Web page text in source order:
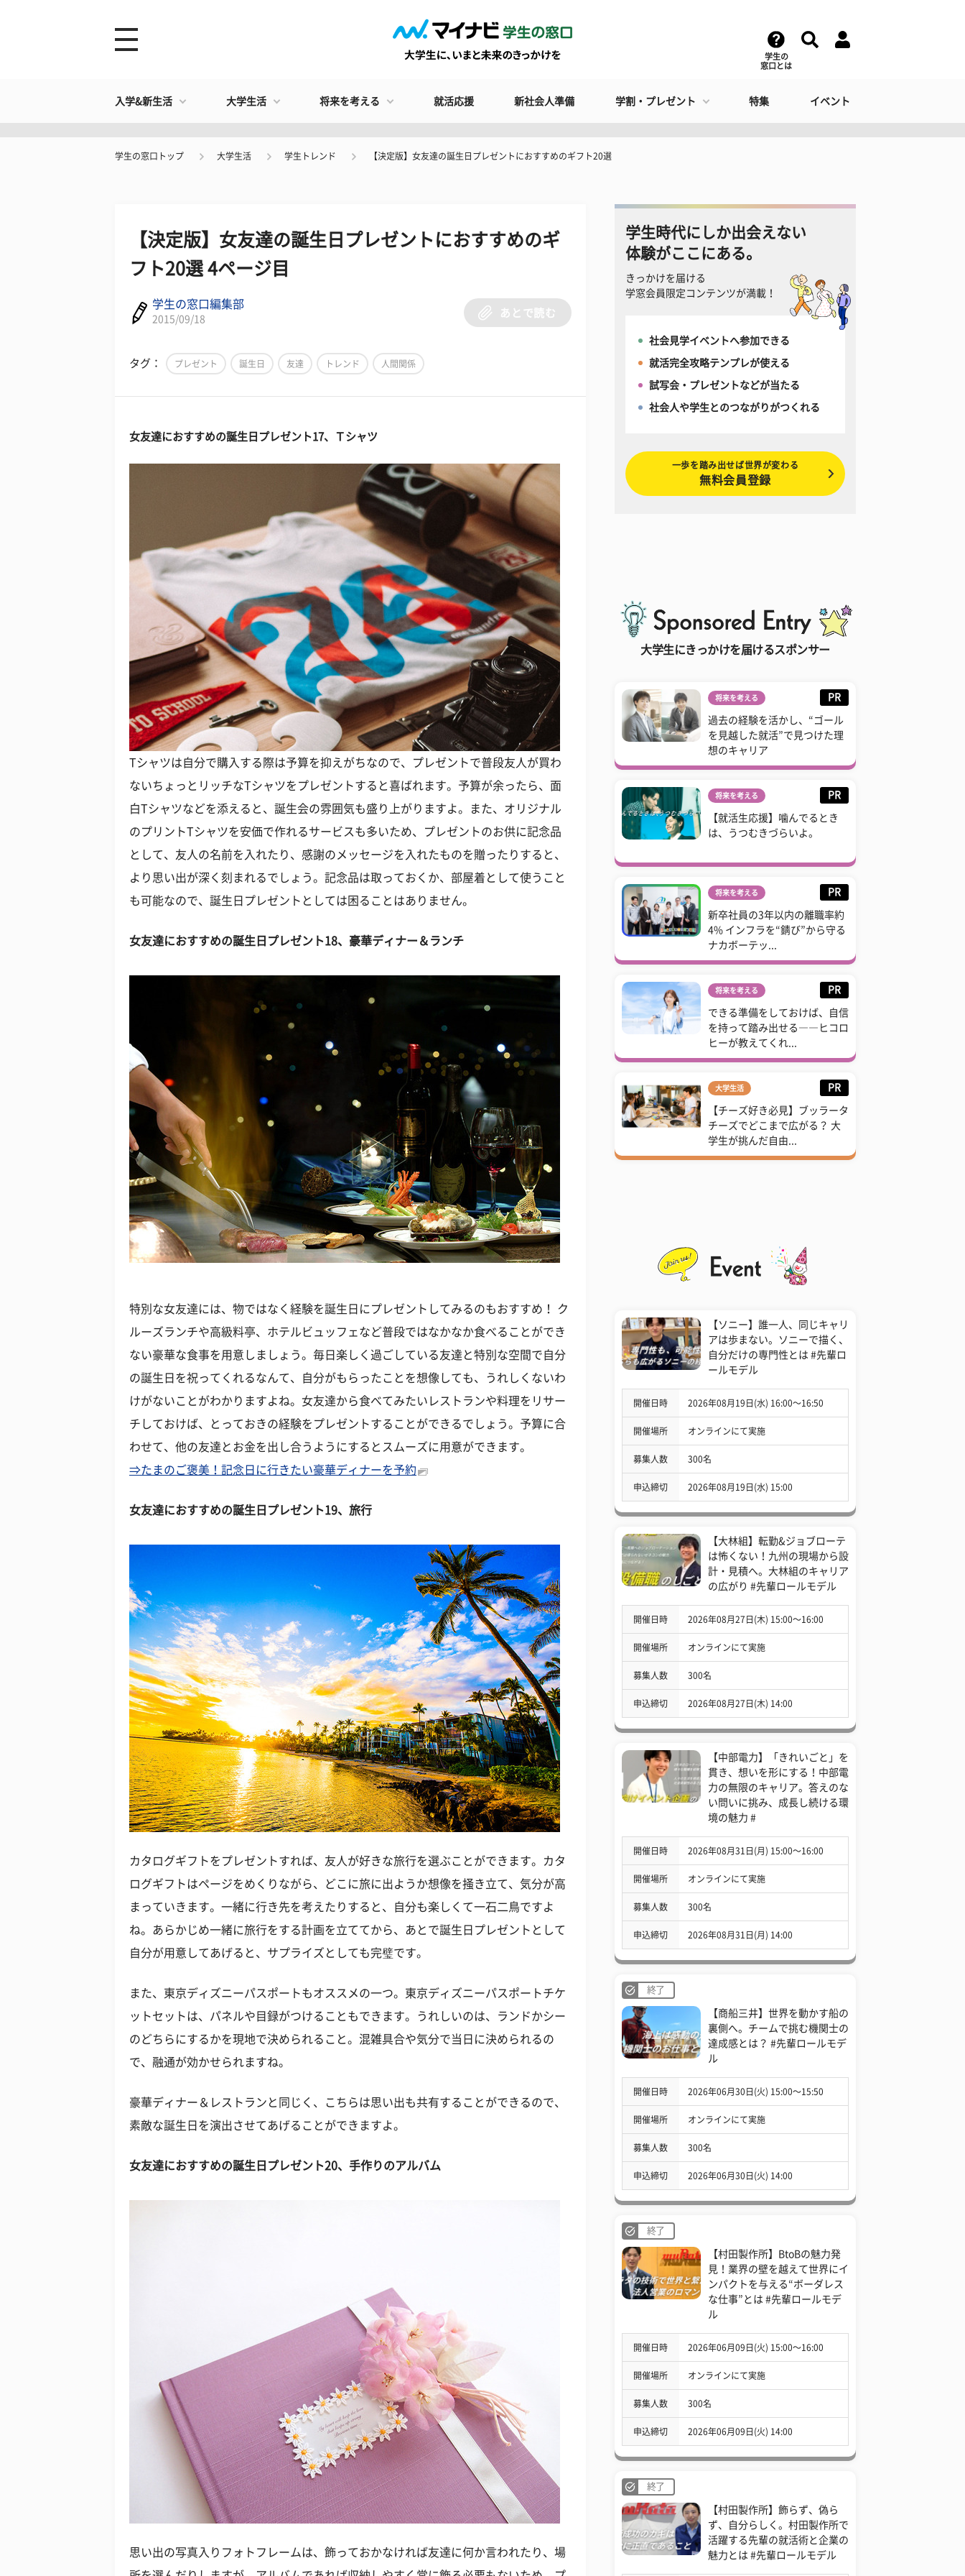
学生の
窓口とは
入学&新生活 大学生活 将来を考える 就活応援 新社会人準備 学割・プレゼント 特集 イベント
学生の窓口トップ 大学生活 学生トレンド 【決定版】女友達の誕生日プレゼントにおすすめのギフト20選
【決定版】女友達の誕生日プレゼントにおすすめのギ
フト20選 4ページ目
学生の窓口編集部
2015/09/18
あとで読む
タグ： プレゼント 誕生日 友達 トレンド 人間関係
女友達におすすめの誕生日プレゼント17、Ｔシャツ
Tシャツは自分で購入する際は予算を抑えがちなので、プレゼントで普段友人が買わ
ないちょっとリッチなTシャツをプレゼントすると喜ばれます。予算が余ったら、面
白Tシャツなどを添えると、誕生会の雰囲気も盛り上がりますよ。また、オリジナル
のプリントTシャツを安価で作れるサービスも多いため、プレゼントのお供に記念品
として、友人の名前を入れたり、感謝のメッセージを入れたものを贈ったりすると、
より思い出が深く刻まれるでしょう。記念品は取っておくか、部屋着として使うこと
も可能なので、誕生日プレゼントとしては困ることはありません。
女友達におすすめの誕生日プレゼント18、豪華ディナー＆ランチ
特別な女友達には、物ではなく経験を誕生日にプレゼントしてみるのもおすすめ！ ク
ルーズランチや高級料亭、ホテルビュッフェなど普段ではなかなか食べることができ
ない豪華な食事を用意しましょう。毎日楽しく過ごしている友達と特別な空間で自分
の誕生日を祝ってくれるなんて、自分がもらったことを想像しても、うれしくないわ
けがないことがわかりますよね。女友達から食べてみたいレストランや料理をリサー
チしておけば、とっておきの経験をプレゼントすることができるでしょう。予算に合
わせて、他の友達とお金を出し合うようにするとスムーズに用意ができます。
⇒たまのご褒美！記念日に行きたい豪華ディナーを予約
女友達におすすめの誕生日プレゼント19、旅行
カタログギフトをプレゼントすれば、友人が好きな旅行を選ぶことができます。カタ
ログギフトはページをめくりながら、どこに旅に出ようか想像を掻き立て、気分が高
まっていきます。一緒に行き先を考えたりすると、自分も楽しくて一石二鳥ですよ
ね。あらかじめ一緒に旅行をする計画を立ててから、あとで誕生日プレゼントとして
自分が用意してあげると、サプライズとしても完璧です。
また、東京ディズニーパスポートもオススメの一つ。東京ディズニーパスポートチケ
ットセットは、パネルや目録がつけることもできます。うれしいのは、ランドかシー
のどちらにするかを現地で決められること。混雑具合や気分で当日に決められるの
で、融通が効かせられますね。
豪華ディナー＆レストランと同じく、こちらは思い出も共有することができるので、
素敵な誕生日を演出させてあげることができますよ。
女友達におすすめの誕生日プレゼント20、手作りのアルバム
思い出の写真入りフォトフレームは、飾っておかなければ友達に何か言われたり、場
学生時代にしか出会えない
体験がここにある。
きっかけを届ける
学窓会員限定コンテンツが満載！
社会見学イベントへ参加できる
就活完全攻略テンプレが使える
試写会・プレゼントなどが当たる
社会人や学生とのつながりがつくれる
一歩を踏み出せば世界が変わる
無料会員登録
大学生にきっかけを届けるスポンサー
将来を考える PR
過去の経験を活かし、“ゴール
を見越した就活”で見つけた理
想のキャリア
将来を考える PR
【就活生応援】噛んでるとき
は、うつむきづらいよ。
将来を考える PR
新卒社員の3年以内の離職率約
4% インフラを“錆び”から守る
ナカボーテッ...
将来を考える PR
できる準備をしておけば、自信
を持って踏み出せる――ヒコロ
ヒーが教えてくれ...
大学生活 PR
【チーズ好き必見】ブッラータ
チーズでどこまで広がる？ 大
学生が挑んだ自由...
【ソニー】誰一人、同じキャリ
アは歩まない。ソニーで描く、
自分だけの専門性とは #先輩ロ
ールモデル
開催日時 2026年08月19日(水) 16:00〜16:50
開催場所 オンラインにて実施
募集人数 300名
申込締切 2026年08月19日(水) 15:00
【大林組】転勤&ジョブローテ
は怖くない！九州の現場から設
計・見積へ。大林組のキャリア
の広がり #先輩ロールモデル
開催日時 2026年08月27日(木) 15:00〜16:00
開催場所 オンラインにて実施
募集人数 300名
申込締切 2026年08月27日(木) 14:00
【中部電力】「きれいごと」を
貫き、想いを形にする！中部電
力の無限のキャリア。答えのな
い問いに挑み、成長し続ける環
境の魅力 #
開催日時 2026年08月31日(月) 15:00〜16:00
開催場所 オンラインにて実施
募集人数 300名
申込締切 2026年08月31日(月) 14:00
終了
【商船三井】世界を動かす船の
裏側へ。チームで挑む機関士の
達成感とは？ #先輩ロールモデ
ル
開催日時 2026年06月30日(火) 15:00〜15:50
開催場所 オンラインにて実施
募集人数 300名
申込締切 2026年06月30日(火) 14:00
終了
【村田製作所】BtoBの魅力発
見！業界の壁を越えて世界にイ
ンパクトを与える“ボーダレス
な仕事”とは #先輩ロールモデ
ル
開催日時 2026年06月09日(火) 15:00〜16:00
開催場所 オンラインにて実施
募集人数 300名
申込締切 2026年06月09日(火) 14:00
終了
【村田製作所】飾らず、偽ら
ず、自分らしく。村田製作所で
活躍する先輩の就活術と企業の
魅力とは #先輩ロールモデル